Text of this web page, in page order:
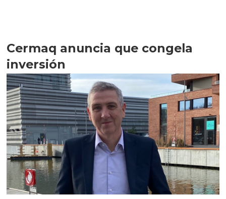
Cermaq anuncia que congela
inversión